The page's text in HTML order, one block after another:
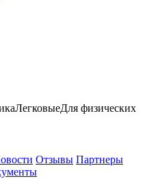
ЛегковыеДля физических
Отзывы Партнеры